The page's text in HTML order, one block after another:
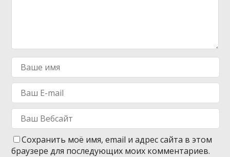
Сохранить моё имя, email и адрес сайта в этом
браузере для последующих моих комментариев.